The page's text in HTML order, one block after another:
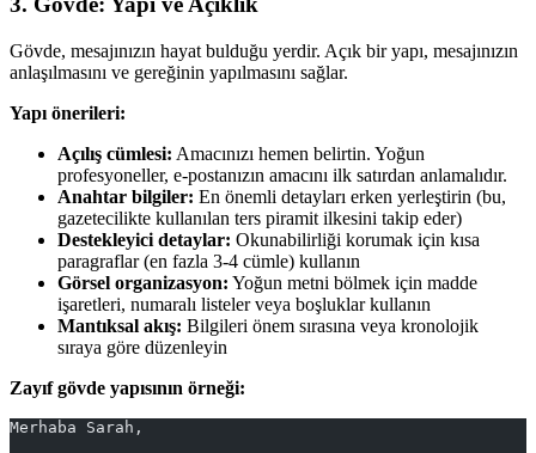
Gövde, mesajınızın hayat bulduğu yerdir. Açık bir yapı, mesajınızın
anlaşılmasını ve gereğinin yapılmasını sağlar.
Yapı önerileri:
Açılış cümlesi: Amacınızı hemen belirtin. Yoğun
profesyoneller, e-postanızın amacını ilk satırdan anlamalıdır.
Anahtar bilgiler: En önemli detayları erken yerleştirin (bu,
gazetecilikte kullanılan ters piramit ilkesini takip eder)
Destekleyici detaylar: Okunabilirliği korumak için kısa
paragraflar (en fazla 3-4 cümle) kullanın
Görsel organizasyon: Yoğun metni bölmek için madde
işaretleri, numaralı listeler veya boşluklar kullanın
Mantıksal akış: Bilgileri önem sırasına veya kronolojik
sıraya göre düzenleyin
Zayıf gövde yapısının örneği:
Merhaba Sarah,